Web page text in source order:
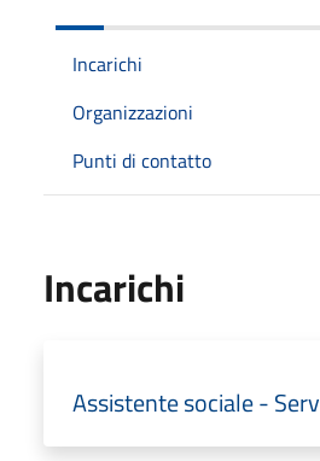
Incarichi
Organizzazioni
Punti di contatto
Incarichi
Assistente sociale -